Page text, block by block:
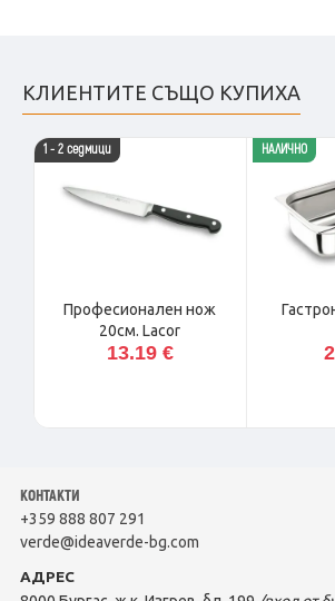
КЛИЕНТИТЕ СЪЩО КУПИХА
1 - 2 седмици
Професионален нож
20см. Lacor
13.19 €
НАЛИЧНО
КОНТАКТИ
+359 888 807 291
verde@ideaverde-bg.com
АДРЕС